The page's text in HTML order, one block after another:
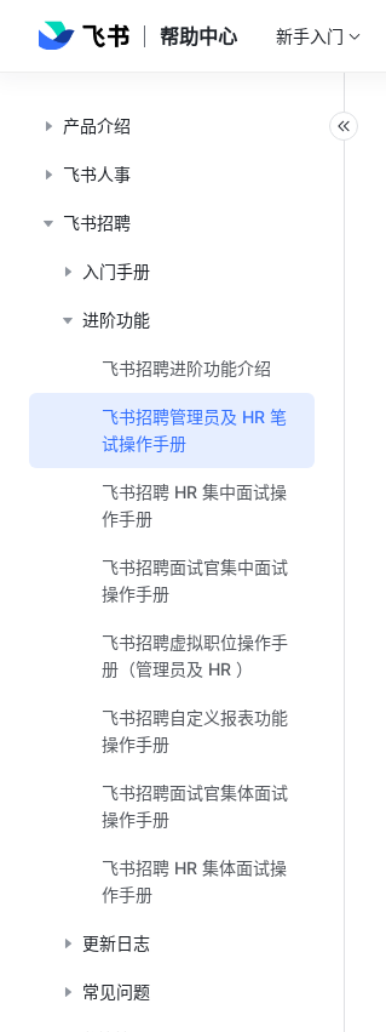
帮助中心 新手入门
产品介绍
飞书人事
飞书招聘
入门手册
进阶功能
飞书招聘进阶功能介绍
飞书招聘管理员及 HR 笔
试操作手册
飞书招聘 HR 集中面试操
作手册
飞书招聘面试官集中面试
操作手册
飞书招聘虚拟职位操作手
册（管理员及 HR ）
飞书招聘自定义报表功能
操作手册
飞书招聘面试官集体面试
操作手册
飞书招聘 HR 集体面试操
作手册
更新日志
常见问题